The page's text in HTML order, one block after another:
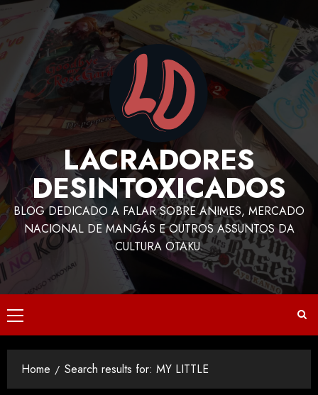
LACRADORES
DESINTOXICADOS
BLOG DEDICADO A FALAR SOBRE ANIMES, MERCADO
NACIONAL DE MANGÁS E OUTROS ASSUNTOS DA
CULTURA OTAKU.
Home Search results for: MY LITTLE